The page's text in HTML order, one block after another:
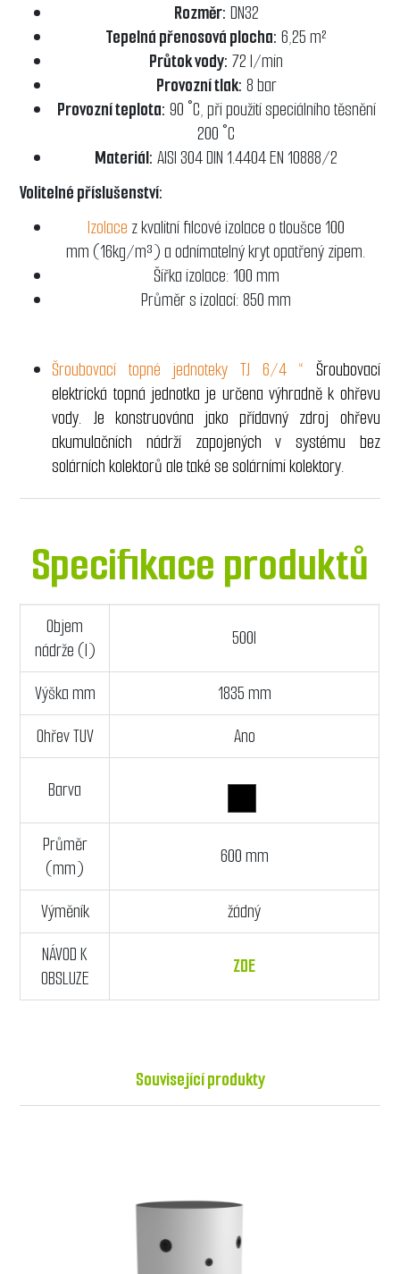
Rozměr: DN32
Tepelná přenosová plocha: 6,25 m²
Průtok vody: 72 l/min
Provozní tlak: 8 bar
Provozní teplota: 90 °C, při použití speciálního těsnění
200 °C
Materiál: AISI 304 DIN 1.4404 EN 10888/2
Volitelné příslušenství:
Izolace z kvalitní filcové izolace o tloušce 100
mm (16kg/m³) a odnímatelný kryt opatřený zipem.
Šířka izolace: 100 mm
Průměr s izolací: 850 mm
Šroubovací topné jednoteky TJ 6/4 “ Šroubovací
elektrická topná jednotka je určena výhradně k ohřevu
vody. Je konstruována jako přídavný zdroj ohřevu
akumulačních nádrží zapojených v systému bez
solárních kolektorů ale také se solárními kolektory.
Specifikace produktů
Objem
nádrže (l)
500l
Výška mm
1835 mm
Ohřev TUV
Ano
Barva
Průměr
(mm)
600 mm
Výměník
žádný
NÁVOD K
OBSLUZE
ZDE
Související produkty